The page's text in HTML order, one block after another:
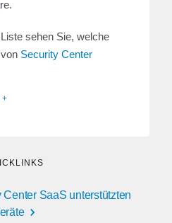
sehen Sie, welche
Security Center
+
Center SaaS unterstützten